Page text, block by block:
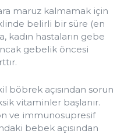
maruz kalmamak için
belirli bir süre (en
kadın hastaların gebe
gebelik öncesi
böbrek açısından sorun
vitaminler başlanır.
ve immunosupresif
bebek açısından